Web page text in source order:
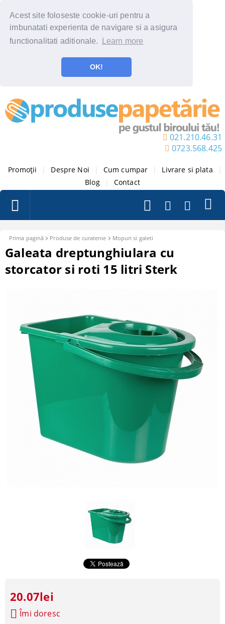
Acest site foloseste cookie-uri pentru a
imbunatati experienta de navigare si a asigura
functionalitati aditionale.
Learn more
OK!
021.210.46.31
0723.568.425
Promoții Despre Noi Cum cumpar Livrare si plata
Blog
Contact
Prima pagină Produse de curatenie Mopuri si galeti
Galeata dreptunghiulara cu
storcator si roti 15 litri Sterk
20.07lei
Îmi doresc